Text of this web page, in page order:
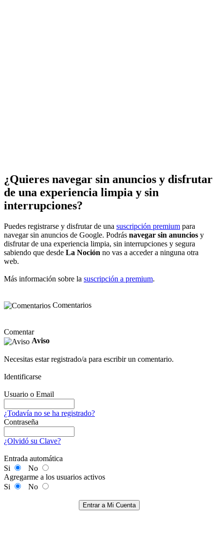
¿Quieres navegar sin anuncios y disfrutar
de una experiencia limpia y sin
interrupciones?
Puedes registrarse y disfrutar de una suscripción premium para
navegar sin anuncios de Google. Podrás navegar sin anuncios y
disfrutar de una experiencia limpia, sin interrupciones y segura
sabiendo que desde La Noción no vas a acceder a ninguna otra
web.
Más información sobre la suscripción a premium.
Comentarios
Comentar
Aviso
Necesitas estar registrado/a para escribir un comentario.
Identificarse
Usuario o Email
¿Todavía no se ha registrado?
Contraseña
¿Olvidó su Clave?
Entrada automática
Si
No
Agregarme a los usuarios activos
Si
No
Entrar a Mi Cuenta